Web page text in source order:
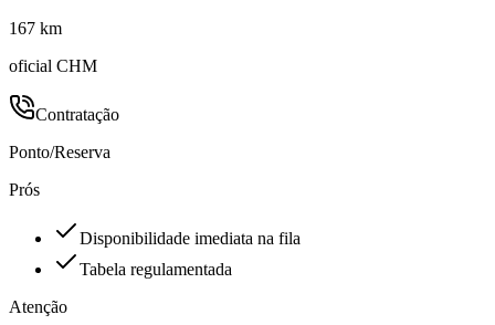
167 km
oficial CHM
Contratação
Ponto/Reserva
Prós
Disponibilidade imediata na fila
Tabela regulamentada
Atenção